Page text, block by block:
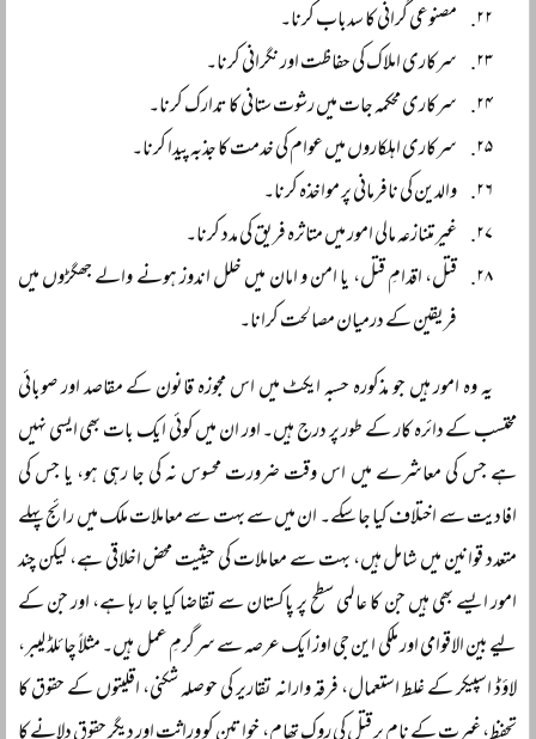
مصنوعی گرانی کا سدباب کرنا۔
سرکاری املاک کی حفاظت اور نگرانی کرنا۔
سرکاری محکمہ جات میں رشوت ستانی کا تدارک کرنا۔
سرکاری اہلکاروں میں عوام کی خدمت کا جذبہ پیدا کرنا۔
والدین کی نافرمانی پر مواخذہ کرنا۔
غیر متنازعہ مالی امور میں متاثرہ فریق کی مدد کرنا۔
قتل، اقدامِ قتل، یا امن و امان میں خلل اندوز ہونے والے جھگڑوں میں
فریقین کے درمیان مصالحت کرانا۔
یہ وہ امور ہیں جو مذکورہ حسبہ ایکٹ میں اس مجوزہ قانون کے مقاصد اور صوبائی
محتسب کے دائرہ کار کے طور پر درج ہیں۔ اور ان میں کوئی ایک بات بھی ایسی نہیں
ہے جس کی معاشرے میں اس وقت ضرورت محسوس نہ کی جا رہی ہو، یا جس کی
افادیت سے اختلاف کیا جا سکے۔ ان میں سے بہت سے معاملات ملک میں رائج پہلے
متعدد قوانین میں شامل ہیں، بہت سے معاملات کی حیثیت محض اخلاقی ہے، لیکن چند
امور ایسے بھی ہیں جن کا عالمی سطح پر پاکستان سے تقاضا کیا جا رہا ہے، اور جن کے
لیے بین الاقوامی اور ملکی این جی اوز ایک عرصہ سے سرگرمِ عمل ہیں۔ مثلاً چائلڈ لیبر،
لاؤڈ اسپیکر کے غلط استعمال، فرقہ وارانہ تقاریر کی حوصلہ شکنی، اقلیتوں کے حقوق کا